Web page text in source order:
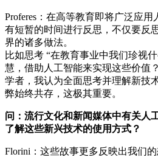
Proferes：在高等教育即将广泛应
有短暂的时间进行反思，不仅要反
界的诸多做法。
比如思考 “在教育事业中我们珍视
慧，借助人工智能来实现这些价值
学者，我认为全面思考并理解新技
弊始终共存，这极其重要。
问：流行文化和新闻媒体中有关人
了解这些新兴技术的使用方式？
Florini：这些故事更多反映出我们